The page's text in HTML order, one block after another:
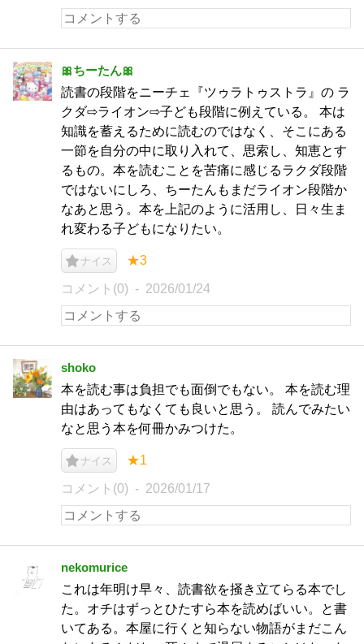
🎀ちーたん🎀
読書の段階をニーチェ『ツゥラトゥストラ』の ラ
クダ⇨ライオン⇨子ども段階に例えている。 本は
知識を蓄えるために読むのではなく、そこにある
一節を自分の中に取り入れて、思索し、知恵とす
るもの。本を読むことを苦痛に感じるラクダ段階
ではないにしろ、ちーたんもまだライオン段階か
なあと思う。本を上記のように活用し、日々生ま
れ変わる子どもになりたい。
ナイス ★3
コメント(0) 2026/01/24
shoko
本を読む事は負担でも面倒でもない。 本を読む理
由はあってもなくても良いと思う。 読んでみたい
なと思う本を何冊かみつけた。
ナイス ★1
コメント(0) 2026/01/17
nekomurice
これは年明け早々、読書欲を掻き立てらる本でし
た。オチはずっとひたすら本を読めばいい。と書
いてある。本屋に行くと知らない物語がまだこん